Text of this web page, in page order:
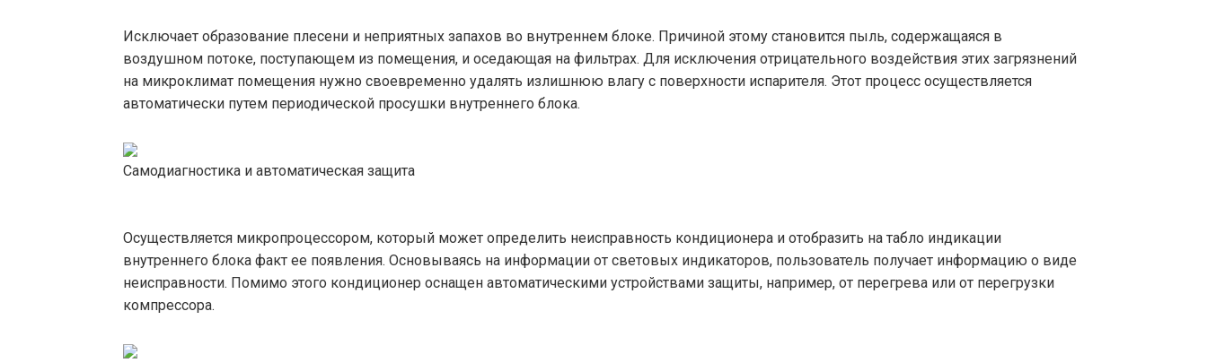
Исключает образование плесени и неприятных запахов во внутреннем блоке. Причиной этому становится пыль, содержащаяся в
воздушном потоке, поступающем из помещения, и оседающая на фильтрах. Для исключения отрицательного воздействия этих загрязнений
на микроклимат помещения нужно своевременно удалять излишнюю влагу с поверхности испарителя. Этот процесс осуществляется
автоматически путем периодической просушки внутреннего блока.
Самодиагностика и автоматическая защита
Осуществляется микропроцессором, который может определить неисправность кондиционера и отобразить на табло индикации
внутреннего блока факт ее появления. Основываясь на информации от световых индикаторов, пользователь получает информацию о виде
неисправности. Помимо этого кондиционер оснащен автоматическими устройствами защиты, например, от перегрева или от перегрузки
компрессора.